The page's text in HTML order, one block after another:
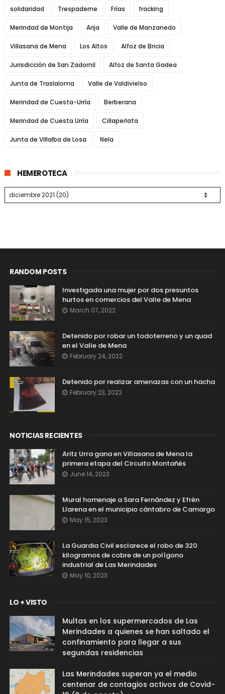
solidaridad Trespaderne Frías fracking
Merindad de Montija Arija Valle de Manzanedo
Villasana de Mena Los Altos Alfoz de Bricia
Jurisdicción de San Zadornil Alfoz de Santa Gadea
Junta de Traslaloma Valle de Valdivielso
Merindad de Cuesta-Urría Berberana
Merindad de Cuesta Urría Cillaperlata
Junta de Villalba de Losa Nela
HEMEROTECA
RANDOM POSTS
Investigada una mujer por dos presuntos
hurtos en comercios del Valle de Mena
March 07, 2022
Detenido por robar un todoterreno y un quad
en el Valle de Mena
February 24, 2022
Detenido por realizar amenazas con un hacha
February 23, 2022
NOTICIAS RECIENTES
Aritz Urra gana en Villasana de Mena la
primera etapa del Circuito Montañés
June 14, 2023
Mural homenaje a Sara Fernández y Efrén
Llarena en el municipio cántabro de Camargo
May 15, 2023
La Guardia Civil esclarece el robo de 320
kilogramos de cobre de un polígono
industrial de Las Merindades
May 10, 2023
LO + VISTO
Multas en los supermercados de Las
Merindades a quienes se han saltado el
confinamiento para llegar a sus
segundas residencias
Las Merindades superan ya el medio
centenar de contagios activos de Covid-